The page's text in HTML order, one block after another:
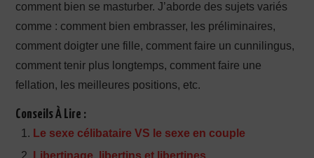
comment bien se masturber. J’aborde des sujets variés
comme : comment bien embrasser, les préliminaires,
comment doigter une fille, comment faire un cunnilingus,
comment tenir plus longtemps, comment faire une
fellation, les meilleures positions, etc.
Conseils À Lire :
Le sexe célibataire VS le sexe en couple
Libertinage, libertins et libertines